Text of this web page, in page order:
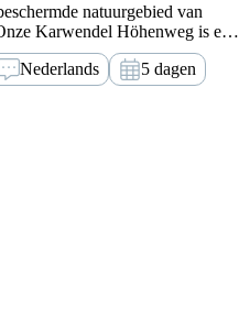
natuurgebied van
Karwendel Höhenweg is een
sterke huttentochters.
Nederlands 5 dagen